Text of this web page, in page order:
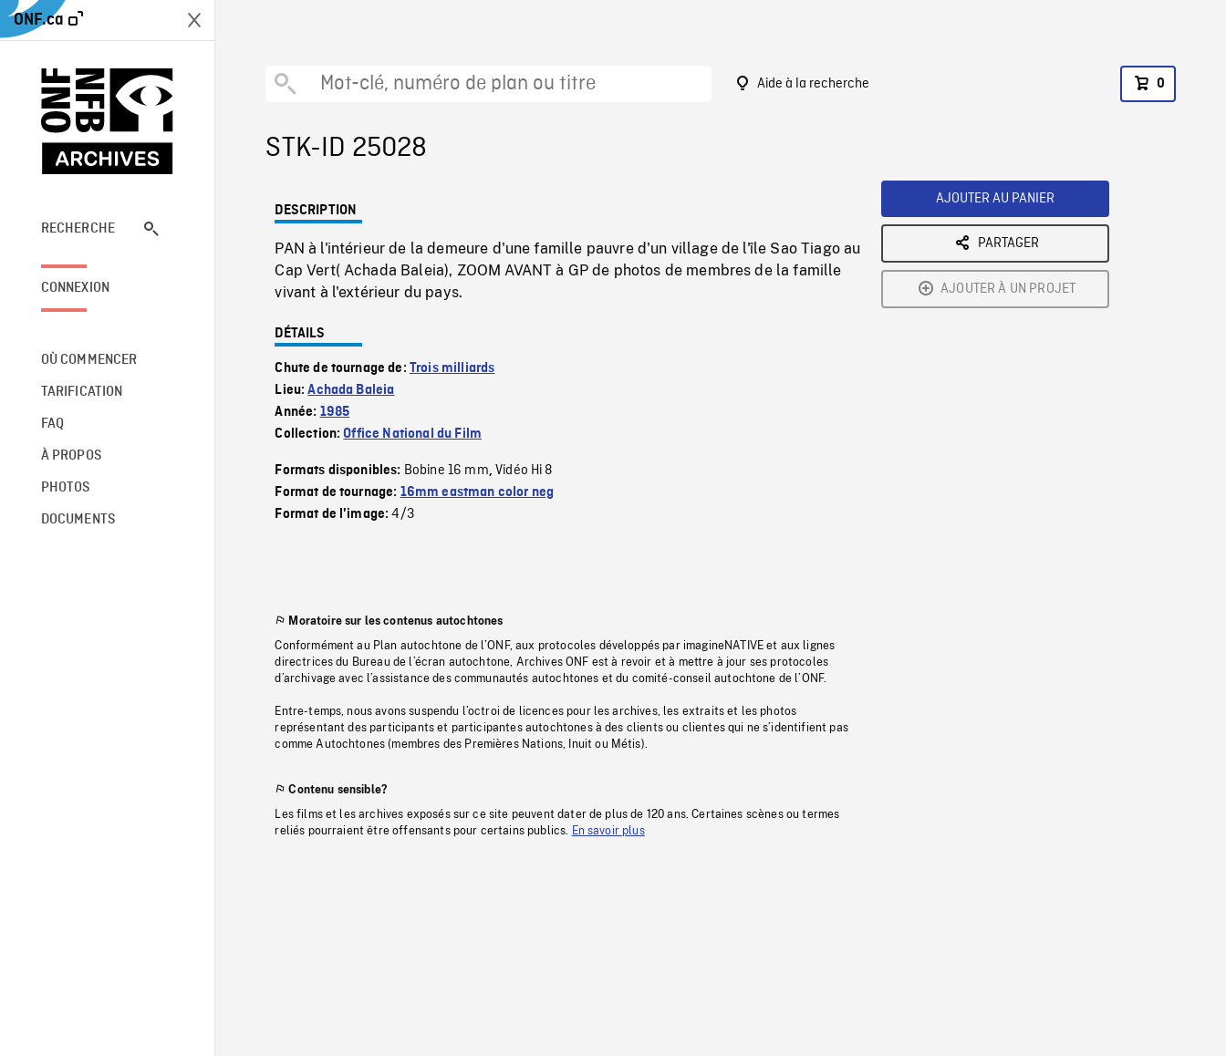
ONF.ca
RECHERCHE
CONNEXION
OÙ COMMENCER
TARIFICATION
FAQ
À PROPOS
PHOTOS
DOCUMENTS
Aide à la recherche 0
STK-ID 25028
DESCRIPTION
PAN à l'intérieur de la demeure d'une famille pauvre d'un village de l'île Sao Tiago au
Cap Vert( Achada Baleia), ZOOM AVANT à GP de photos de membres de la famille
vivant à l'extérieur du pays.
DÉTAILS
Chute de tournage de: Trois milliards
Lieu:Achada Baleia
Année: 1985
Collection:Office National du Film
Formats disponibles: Bobine 16 mm,Vidéo Hi 8
Format de tournage: 16mm eastman color neg
Format de l'image:4/3
Moratoire sur les contenus autochtones
Conformément au Plan autochtone de l’ONF, aux protocoles développés par imagineNATIVE et aux lignes
directrices du Bureau de l’écran autochtone, Archives ONF est à revoir et à mettre à jour ses protocoles
d’archivage avec l’assistance des communautés autochtones et du comité-conseil autochtone de l’ONF.
Entre-temps, nous avons suspendu l’octroi de licences pour les archives, les extraits et les photos
représentant des participants et participantes autochtones à des clients ou clientes qui ne s’identifient pas
comme Autochtones (membres des Premières Nations, Inuit ou Métis).
Contenu sensible?
Les films et les archives exposés sur ce site peuvent dater de plus de 120 ans. Certaines scènes ou termes
reliés pourraient être offensants pour certains publics. En savoir plus
AJOUTER AU PANIER
PARTAGER
AJOUTER À UN PROJET